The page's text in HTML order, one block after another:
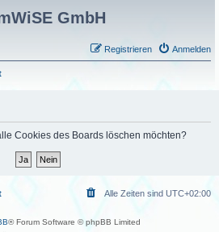
GmbH
Anmelden
Registrieren
Cookies des Boards löschen möchten?
Alle Zeiten sind UTC+02:00
® Forum Software © phpBB Limited